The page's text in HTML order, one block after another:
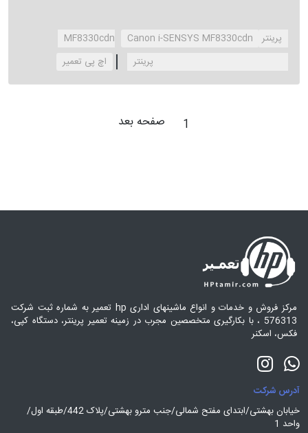
پرینتر MF8330cdn
Canon i-SENSYS MF8330cdn
‌اچ پی تعمیر
1 صفحه بعد
مرکز فروش و خدمات و انواع ماشینهای اداری hp تعمیر به شماره ثبت شرکت
576313 ، با بکارگیری متخصصین مجرب در زمینه تعمیر پرینتر، دستگاه کپی،
فکس، اسکنر
آدرس شرکت
خیابان بهشتی/ابتدای مفتح شمالی/جنب مترو بهشتی/پلاک 442/طبقه اول/
واحد 1